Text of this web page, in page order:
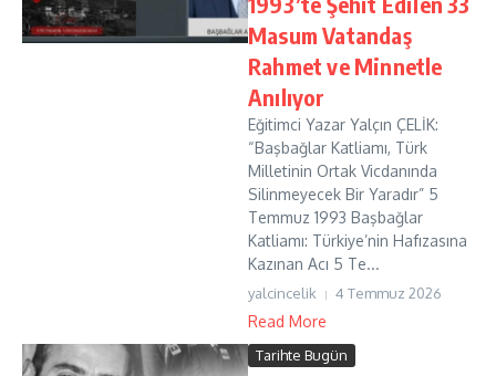
Masum Vatandaş
Rahmet ve Minnetle
Anılıyor
Eğitimci Yazar Yalçın ÇELİK:
“Başbağlar Katliamı, Türk
Milletinin Ortak Vicdanında
Silinmeyecek Bir Yaradır” 5
Temmuz 1993 Başbağlar
Katliamı: Türkiye’nin Hafızasına
Kazınan Acı 5 Te...
yalcincelik 4 Temmuz 2026
Read More
Tarihte Bugün